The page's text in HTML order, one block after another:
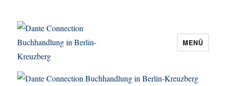
Dante Connection Buchhandlung in
MENÜ